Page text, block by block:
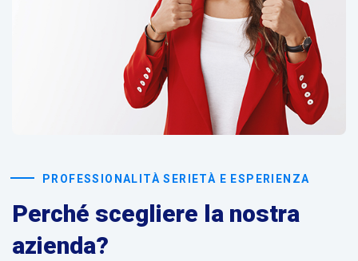
PROFESSIONALITÀ SERIETÀ E ESPERIENZA
Perché scegliere la nostra
azienda?